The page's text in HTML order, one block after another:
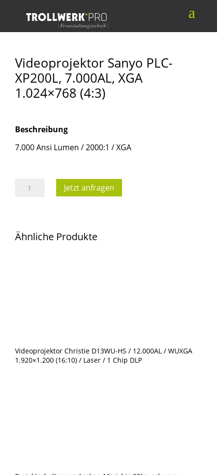
Videoprojektor Sanyo PLC-
XP200L, 7.000AL, XGA
1.024×768 (4:3)
Beschreibung
7.000 Ansi Lumen / 2000:1 / XGA
Videoprojektor
7.000AL,
Jetzt anfragen
Ähnliche Produkte
Videoprojektor Christie D13WU-HS / 12.000AL / WUXGA
1.920×1.200 (16:10) / Laser / 1 Chip DLP